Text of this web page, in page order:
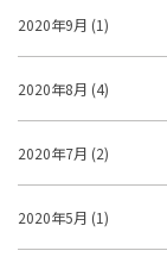
2020年9月 (1)
2020年8月 (4)
2020年7月 (2)
2020年5月 (1)